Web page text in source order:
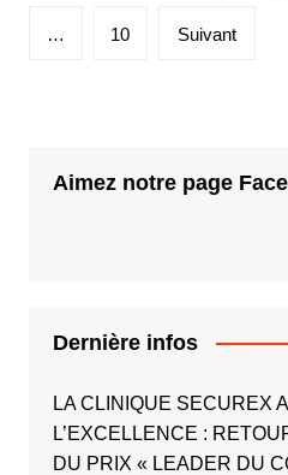
… 10 Suivant
Aimez notre page
Dernière infos
LA CLINIQUE SECUREX
L’EXCELLENCE :
DU PRIX « LEADER DU